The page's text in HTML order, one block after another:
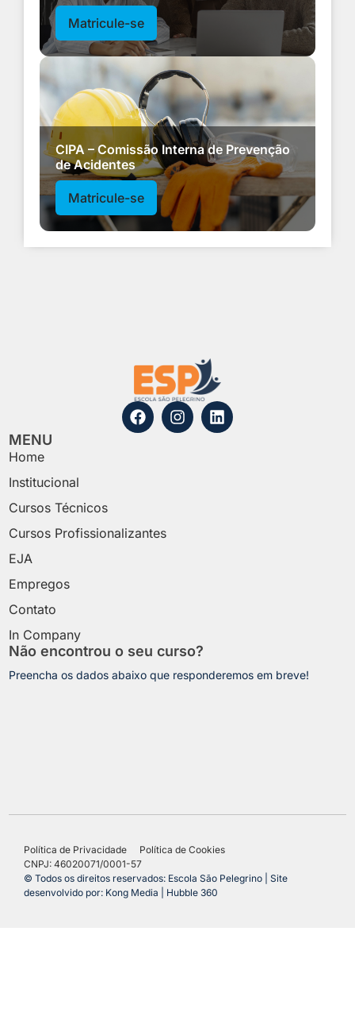
Matricule-se
CIPA – Comissão Interna de Prevenção
de Acidentes
Matricule-se
MENU
Home
Institucional
Cursos Técnicos
Cursos Profissionalizantes
EJA
Empregos
Contato
In Company
Não encontrou o seu curso?
Preencha os dados abaixo que responderemos em breve!
Política de Privacidade
Política de Cookies
CNPJ: 46020071/0001-57
© Todos os direitos reservados: Escola São Pelegrino | Site
desenvolvido por: Kong Media | Hubble 360